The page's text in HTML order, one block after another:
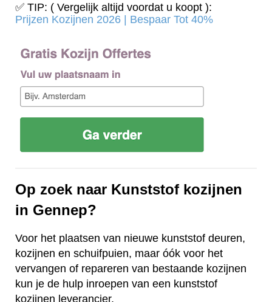
✅ TIP: ( Vergelijk altijd voordat u koopt ):
Prijzen Kozijnen 2026 | Bespaar Tot 40%‎
Op zoek naar Kunststof kozijnen
in Gennep?
Voor het plaatsen van nieuwe kunststof deuren,
kozijnen en schuifpuien, maar óók voor het
vervangen of repareren van bestaande kozijnen
kun je de hulp inroepen van een kunststof
kozijnen leverancier.